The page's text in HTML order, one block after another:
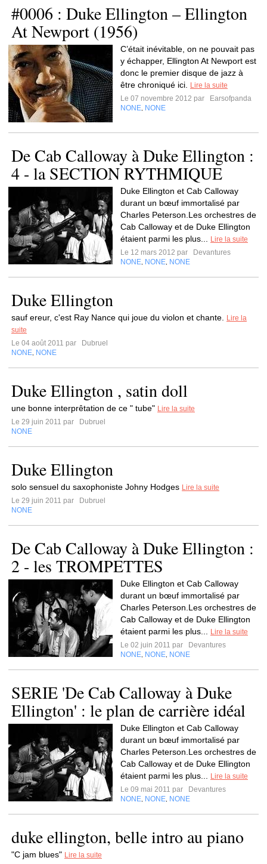
#0006 : Duke Ellington – Ellington
At Newport (1956)
C’était inévitable, on ne pouvait pas
y échapper, Ellington At Newport est
donc le premier disque de jazz à
être chroniqué ici.
Lire la suite
Le 07 novembre 2012 par
Earsofpanda
NONE NONE
De Cab Calloway à Duke Ellington :
4 - la SECTION RYTHMIQUE
Duke Ellington et Cab Calloway
durant un bœuf immortalisé par
Charles Peterson.Les orchestres de
Cab Calloway et de Duke Ellington
étaient parmi les plus...
Lire la suite
Le 12 mars 2012 par
Devantures
NONE NONE NONE
Duke Ellington
sauf ereur, c'est Ray Nance qui joue du violon et chante.
Lire la
suite
Le 04 août 2011 par
Dubruel
NONE NONE
Duke Ellington , satin doll
une bonne interprêtation de ce " tube" Lire la suite
Le 29 juin 2011 par
Dubruel
NONE
Duke Ellington
solo sensuel du saxophoniste Johny Hodges Lire la suite
Le 29 juin 2011 par
Dubruel
NONE
De Cab Calloway à Duke Ellington :
2 - les TROMPETTES
Duke Ellington et Cab Calloway
durant un bœuf immortalisé par
Charles Peterson.Les orchestres de
Cab Calloway et de Duke Ellington
étaient parmi les plus...
Lire la suite
Le 02 juin 2011 par
Devantures
NONE NONE NONE
SERIE 'De Cab Calloway à Duke
Ellington' : le plan de carrière idéal
Duke Ellington et Cab Calloway
durant un bœuf immortalisé par
Charles Peterson.Les orchestres de
Cab Calloway et de Duke Ellington
étaient parmi les plus...
Lire la suite
Le 09 mai 2011 par
Devantures
NONE NONE NONE
duke ellington, belle intro au piano
"C jam blues" Lire la suite